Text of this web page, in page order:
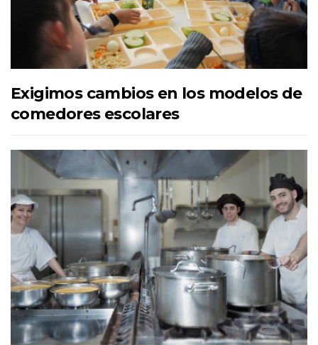
Exigimos cambios en los modelos de
comedores escolares